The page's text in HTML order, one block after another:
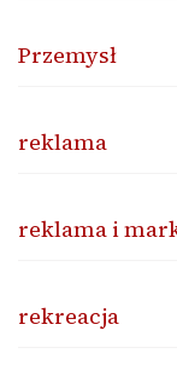
Przemysł
reklama
reklama i
rekreacja